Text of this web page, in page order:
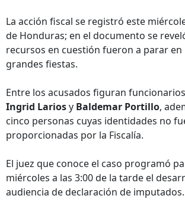
La acción fiscal se registró este
de Honduras; en el documento se
recursos en cuestión fueron a parar en
grandes fiestas.
Entre los acusados figuran
Ingrid Lariosy Baldemar Portillo,
cinco personas cuyas identidades no
proporcionadas por la Fiscalía.
El juez que conoce el caso programó
miércoles a las 3:00 de la tarde el
audiencia de declaración de imputados.